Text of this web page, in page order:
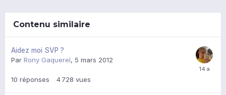
Contenu similaire
Aidez moi SVP ?
Par Rony Gaquerel, 5 mars 2012
10 réponses 4 728 vues